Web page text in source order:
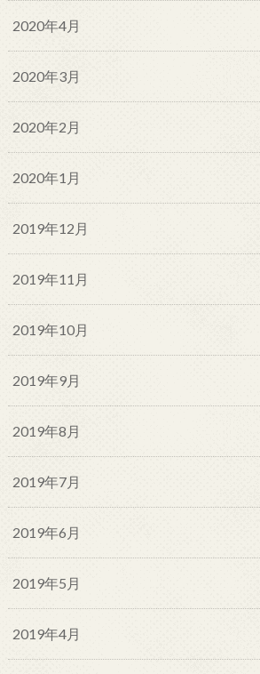
2020年4月
2020年3月
2020年2月
2020年1月
2019年12月
2019年11月
2019年10月
2019年9月
2019年8月
2019年7月
2019年6月
2019年5月
2019年4月